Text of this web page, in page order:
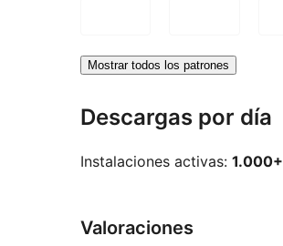
Mostrar todos los patrones
Descargas por día
Instalaciones activas: 1.000+
Valoraciones